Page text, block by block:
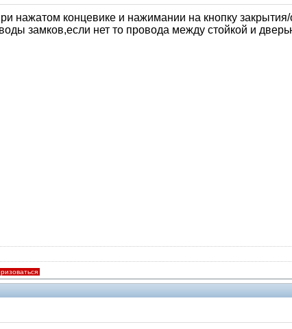
нажатом концевике и нажимании на кнопку
замков,если нет то провода между стойкой и